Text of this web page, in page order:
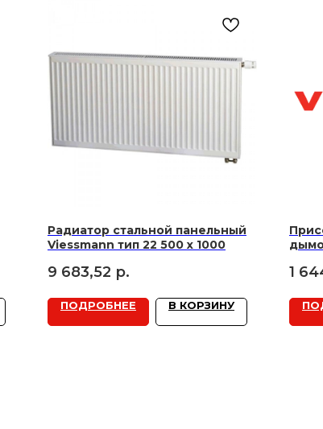
Радиатор стальной панельный
Viessmann тип 22 500 x 1000
9 683,52 р.
ПОДРОБНЕЕ В КОРЗИНУ
1